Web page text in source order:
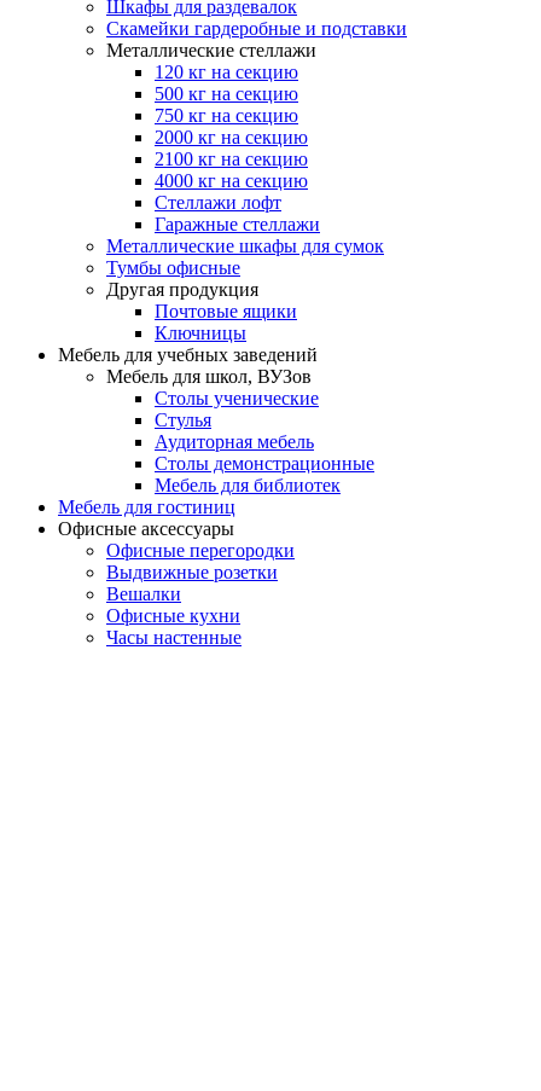
Шкафы для раздевалок
Скамейки гардеробные и подставки
Металлические стеллажи
120 кг на секцию
500 кг на секцию
750 кг на секцию
2000 кг на секцию
2100 кг на секцию
4000 кг на секцию
Стеллажи лофт
Гаражные стеллажи
Металлические шкафы для сумок
Тумбы офисные
Другая продукция
Почтовые ящики
Ключницы
Мебель для учебных заведений
Мебель для школ, ВУЗов
Столы ученические
Стулья
Аудиторная мебель
Столы демонстрационные
Мебель для библиотек
Мебель для гостиниц
Офисные аксессуары
Офисные перегородки
Выдвижные розетки
Вешалки
Офисные кухни
Часы настенные